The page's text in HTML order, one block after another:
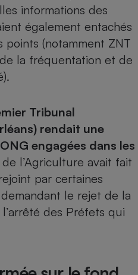
informations des
également entachés
points (notamment ZNT
la fréquentation et de
Tribunal
rendait une
engagées dans les
l’Agriculture avait fait
par certaines
le rejet de la
des Préfets qui
Cafetière à expressos
Antivirus
Climatiseur -
Ventilateur